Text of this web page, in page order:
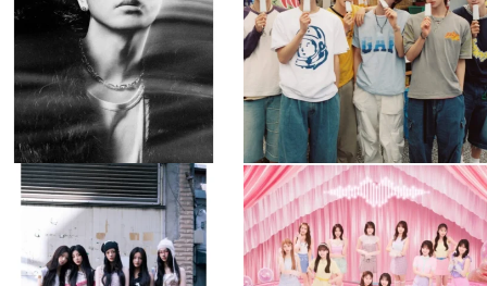
305 0 5 0
musicjapantv
💡8月特番放送決定！
8月 4
2 0
musicjapantv
💡8月特番放送決定！
...
8月 4
2 0